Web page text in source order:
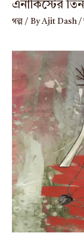
এনার্কিস্টের
গল্প / By Ajit Dash /